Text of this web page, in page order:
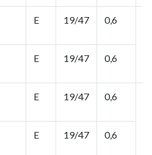
E 19/47 0,6
E 19/47 0,6
E 19/47 0,6
E 19/47 0,6